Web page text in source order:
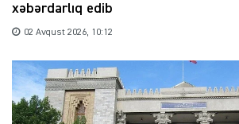
xəbərdarlıq edib
02 Avqust 2026, 10:12